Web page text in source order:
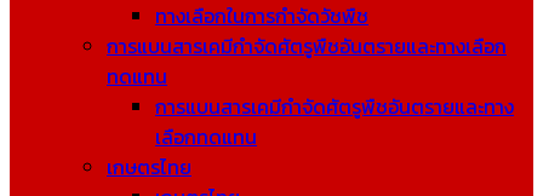
ทางเลือกในการกำจัดวัชพืช
การแบนสารเคมีกำจัดศัตรูพืชอันตรายและทางเลือก
ทดแทน
การแบนสารเคมีกำจัดศัตรูพืชอันตรายและทาง
เลือกทดแทน
เกษตรไทย